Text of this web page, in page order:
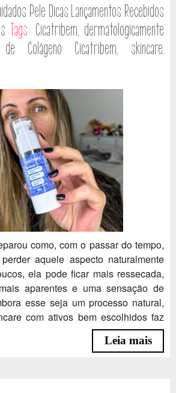
Pele Dicas Lançamentos Recebidos
Tags: Cicatribem, dermatologicamente
Colágeno Cicatribem, skincare,
como, com o passar do tempo,
aquele aspecto naturalmente
ela pode ficar mais ressecada,
aparentes e uma sensação de
esse seja um processo natural,
com ativos bem escolhidos faz
Leia mais